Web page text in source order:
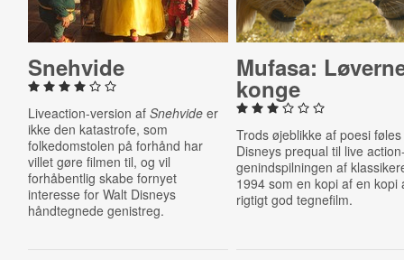
Snehvide
Liveaction-version af Snehvideer
ikke den katastrofe, som
folkedomstolen på forhånd har
villet gøre filmen til, og vil
forhåbentlig skabe fornyet
interesse for Walt Disneys
håndtegnede genistreg.
Mufasa:
konge
Trods øjeblikke af poesi føles
Disneys prequal til live
genindspilningen af
1994 som en kopi af en kopi
rigtigt god tegnefilm.